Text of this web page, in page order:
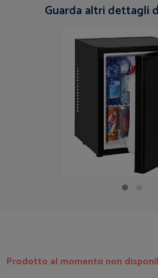
Guarda altri dettagli
Prodotto al momento non